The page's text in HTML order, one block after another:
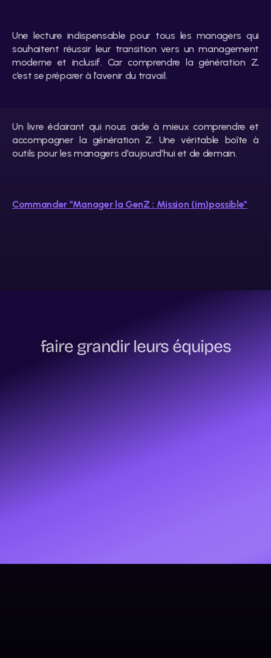
Une lecture indispensable pour tous les managers qui
souhaitent réussir leur transition vers un management
moderne et inclusif. Car comprendre la génération Z,
c’est se préparer à l’avenir du travail.
Un livre éclairant qui nous aide à mieux comprendre et
accompagner la génération Z. Une véritable boîte à
outils pour les managers d'aujourd'hui et de demain.
Commander "Manager la GenZ : Mission (im)possible"
nous ontfait confiancepour
faire grandir leurs équipes